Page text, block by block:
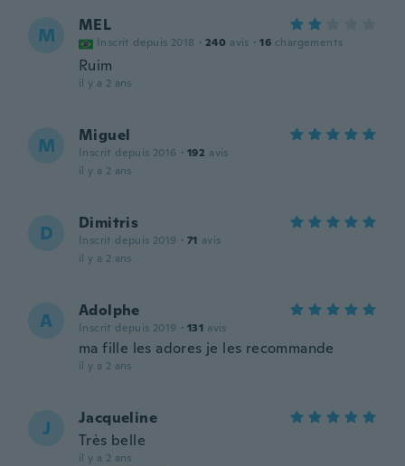
M MEL
Inscrit depuis 2018 · 240 avis · 16 chargements
Ruim
il y a 2 ans
M Miguel
Inscrit depuis 2016 · 192 avis
il y a 2 ans
D Dimitris
Inscrit depuis 2019 · 71 avis
il y a 2 ans
A Adolphe
Inscrit depuis 2019 · 131 avis
ma fille les adores je les recommande
il y a 2 ans
J
Jacqueline
Très belle
il y a 2 ans